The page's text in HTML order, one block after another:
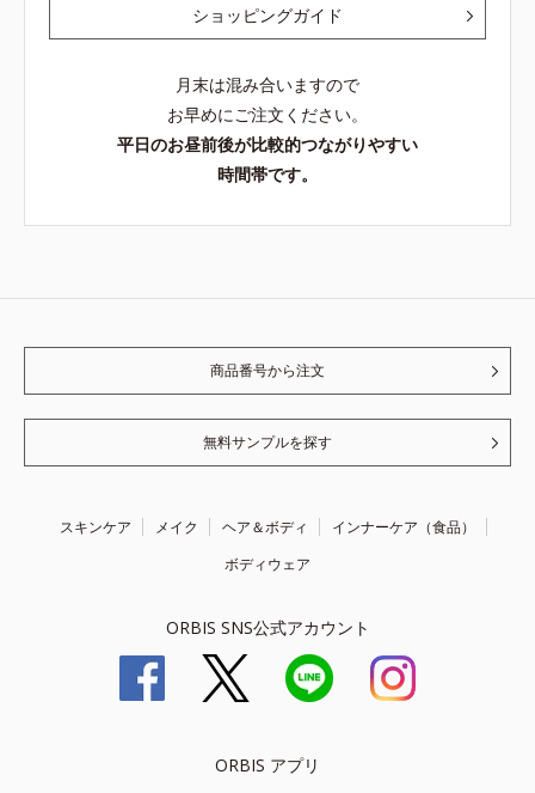
ショッピングガイド
月末は混み合いますので
お早めにご注文ください。
平日のお昼前後が比較的つながりやすい
時間帯です。
商品番号から注文
無料サンプルを探す
スキンケア メイク ヘア＆ボディ
インナーケア（食品）
ボディウェア
ORBIS SNS公式アカウント
ORBIS アプリ